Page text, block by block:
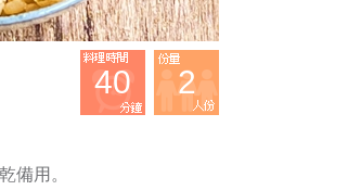
2
40
備用。